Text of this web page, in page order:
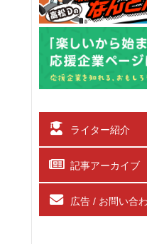
ライター紹介
記事アーカイブ
広告 / お問い合